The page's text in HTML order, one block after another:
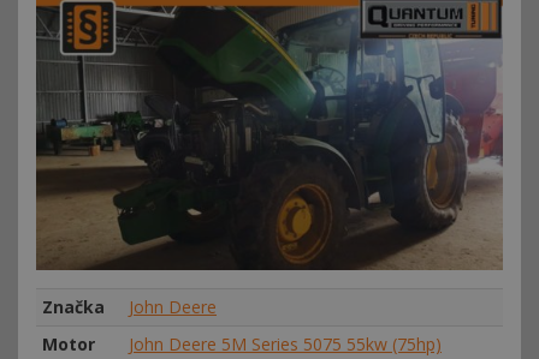
Značka
John Deere
Motor
John Deere 5M Series 5075 55kw (75hp)